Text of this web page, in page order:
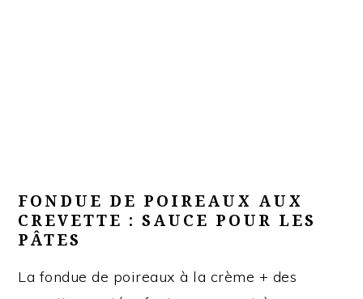
FONDUE DE POIREAUX AUX
CREVETTE : SAUCE POUR LES
PÂTES
La fondue de poireaux à la crème + des